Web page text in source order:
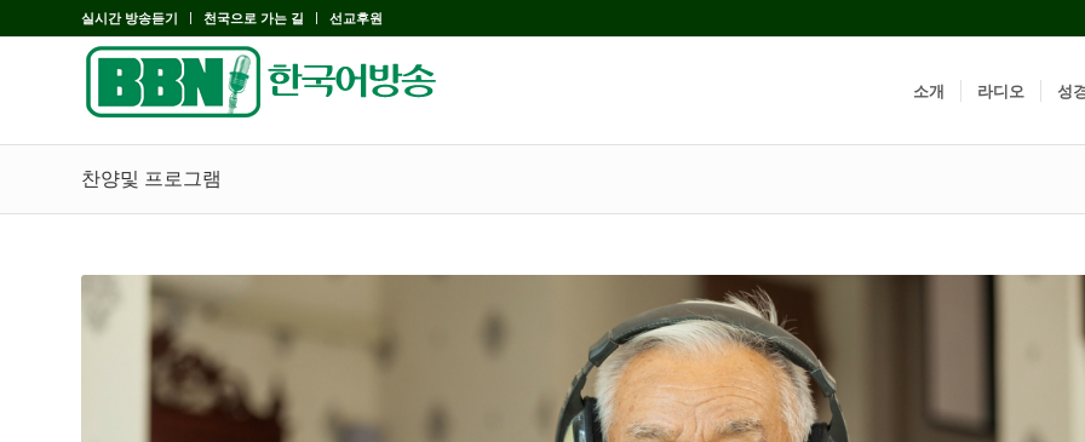
실시간 방송듣기 천국으로 가는 길 선교후원
소개 라디오 성
찬양및 프로그램